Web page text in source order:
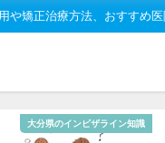
や矯正治療方法、おすすめ
大分県のインビザライン知識